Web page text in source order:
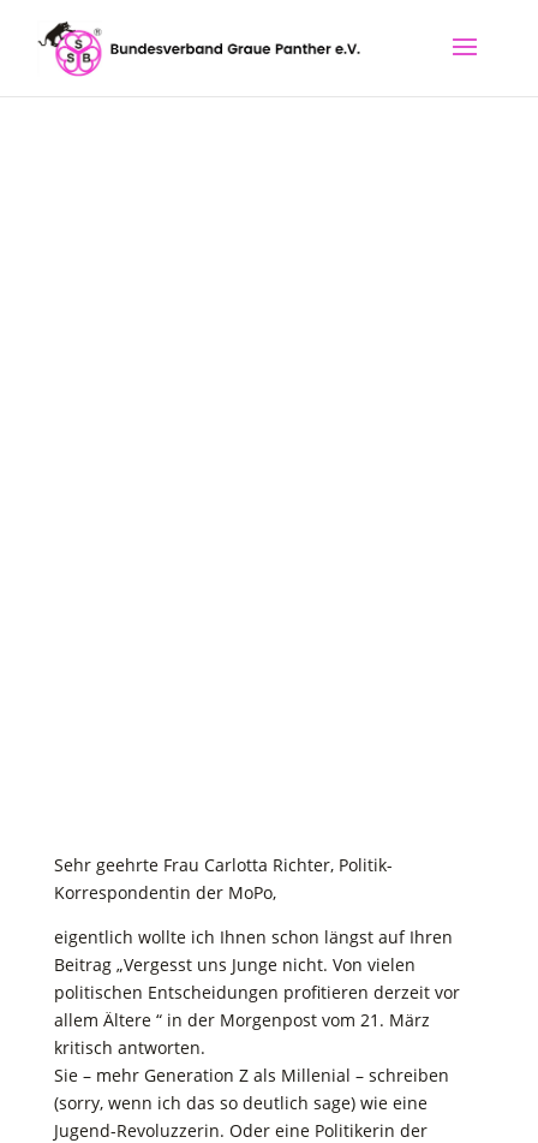
Sehr geehrte Frau Carlotta Richter, Politik-
Korrespondentin der MoPo,
eigentlich wollte ich Ihnen schon längst auf Ihren
Beitrag „Vergesst uns Junge nicht. Von vielen
politischen Entscheidungen profitieren derzeit vor
allem Ältere “ in der Morgenpost vom 21. März
kritisch antworten.
Sie – mehr Generation Z als Millenial – schreiben
(sorry, wenn ich das so deutlich sage) wie eine
Jugend-Revoluzzerin. Oder eine Politikerin der